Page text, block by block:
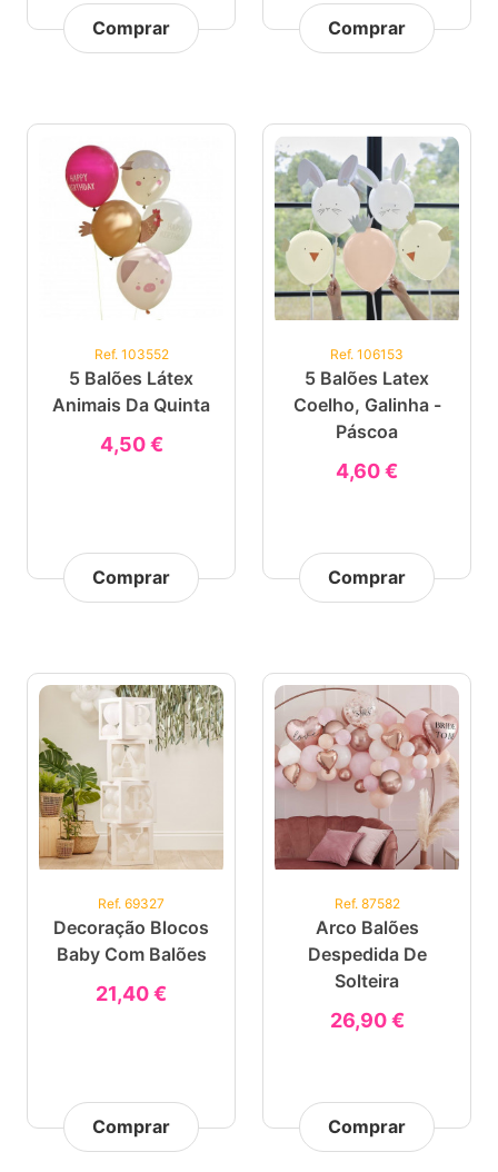
Comprar Comprar
Ref. 103552
5 Balões Látex
Animais Da Quinta
4,50 €
Comprar
Ref. 106153
5 Balões Latex
Coelho, Galinha -
Páscoa
4,60 €
Comprar
Ref. 69327
Decoração Blocos
Baby Com Balões
21,40 €
Comprar
Ref. 87582
Arco Balões
Despedida De
Solteira
26,90 €
Comprar